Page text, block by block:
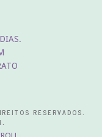
RESERVADOS.